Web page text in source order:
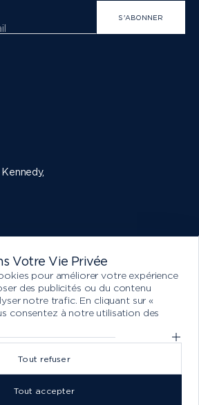
Votre Vie Privée
pour améliorer votre expérience
des publicités ou du contenu
notre trafic. En cliquant sur «
consentez à notre utilisation des
de cookies optionnelles
Tout refuser
Tout accepter
S'ABONNER